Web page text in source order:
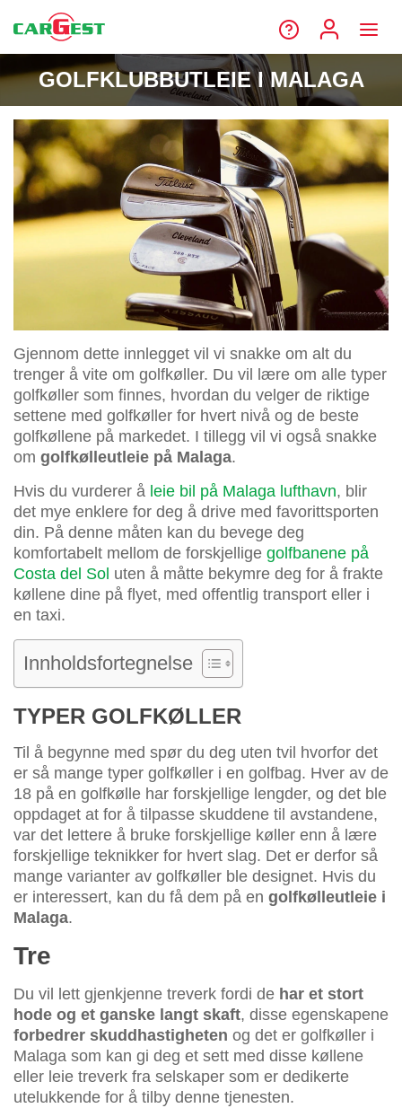
GOLFKLUBBUTLEIE I MALAGA
Gjennom dette innlegget vil vi snakke om alt du
trenger å vite om golfkøller. Du vil lære om alle typer
golfkøller som finnes, hvordan du velger de riktige
settene med golfkøller for hvert nivå og de beste
golfkøllene på markedet. I tillegg vil vi også snakke
om golfkølleutleie på Malaga.
Hvis du vurderer å leie bil på Malaga lufthavn, blir
det mye enklere for deg å drive med favorittsporten
din. På denne måten kan du bevege deg
komfortabelt mellom de forskjellige golfbanene på
Costa del Sol uten å måtte bekymre deg for å frakte
køllene dine på flyet, med offentlig transport eller i
en taxi.
Innholdsfortegnelse
TYPER GOLFKØLLER
Til å begynne med spør du deg uten tvil hvorfor det
er så mange typer golfkøller i en golfbag. Hver av de
18 på en golfkølle har forskjellige lengder, og det ble
oppdaget at for å tilpasse skuddene til avstandene,
var det lettere å bruke forskjellige køller enn å lære
forskjellige teknikker for hvert slag. Det er derfor så
mange varianter av golfkøller ble designet. Hvis du
er interessert, kan du få dem på en golfkølleutleie i
Malaga.
Tre
Du vil lett gjenkjenne treverk fordi de har et stort
hode og et ganske langt skaft, disse egenskapene
forbedrer skuddhastigheten og det er golfkøller i
Malaga som kan gi deg et sett med disse køllene
eller leie treverk fra selskaper som er dedikerte
utelukkende for å tilby denne tjenesten.